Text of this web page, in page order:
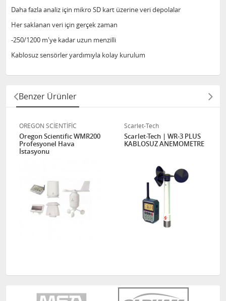
Daha fazla analiz için mikro SD kart üzerine veri depolalar
Her saklanan veri için gerçek zaman
-250/1200 m'ye kadar uzun menzilli
Kablosuz sensörler yardımıyla kolay kurulum
Benzer Ürünler
OREGON SCİENTİFİC
Oregon Scientific WMR200
Profesyonel Hava
İstasyonu
Scarlet-Tech
Scarlet-Tech | WR-3 PLUS
KABLOSUZ ANEMOMETRE